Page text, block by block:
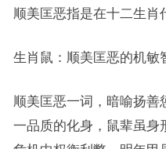
顺美匡恶指是在十二生肖
生肖鼠：顺美匡恶的机敏
顺美匡恶一词，暗喻扬善
一品质的化身，鼠辈虽身